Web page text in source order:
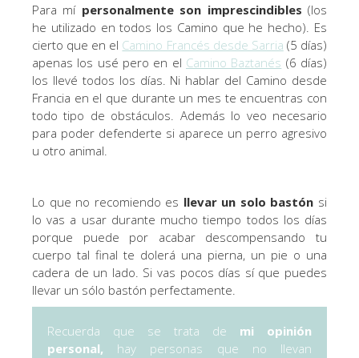
Para mí personalmente son imprescindibles (los
he utilizado en todos los Camino que he hecho). Es
cierto que en el Camino Francés desde Sarria (5 días)
apenas los usé pero en el Camino Baztanés (6 días)
los llevé todos los días. Ni hablar del Camino desde
Francia en el que durante un mes te encuentras con
todo tipo de obstáculos. Además lo veo necesario
para poder defenderte si aparece un perro agresivo
u otro animal.
Lo que no recomiendo es llevar un solo bastón si
lo vas a usar durante mucho tiempo todos los días
porque puede por acabar descompensando tu
cuerpo tal final te dolerá una pierna, un pie o una
cadera de un lado. Si vas pocos días sí que puedes
llevar un sólo bastón perfectamente.
Recuerda que se trata de mi opinión
personal, hay personas que no llevan